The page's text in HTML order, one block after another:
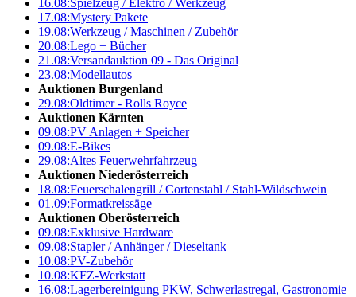
16.08:Spielzeug / Elektro / Werkzeug
17.08:Mystery Pakete
19.08:Werkzeug / Maschinen / Zubehör
20.08:Lego + Bücher
21.08:Versandauktion 09 - Das Original
23.08:Modellautos
Auktionen Burgenland
29.08:Oldtimer - Rolls Royce
Auktionen Kärnten
09.08:PV Anlagen + Speicher
09.08:E-Bikes
29.08:Altes Feuerwehrfahrzeug
Auktionen Niederösterreich
18.08:Feuerschalengrill / Cortenstahl / Stahl-Wildschwein
01.09:Formatkreissäge
Auktionen Oberösterreich
09.08:Exklusive Hardware
09.08:Stapler / Anhänger / Dieseltank
10.08:PV-Zubehör
10.08:KFZ-Werkstatt
16.08:Lagerbereinigung PKW, Schwerlastregal, Gastronomie